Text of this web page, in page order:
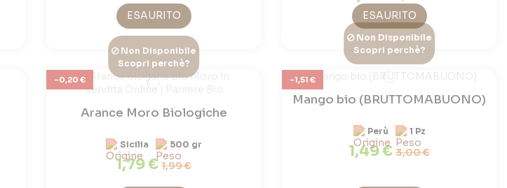
ESAURITO
ESAURITO
-0,20 €
Non Disponibile
Scopri perchè?
Arance Moro Biologiche
Sicilia 500 gr
1,79 € 1,99 €
-1,51 €
Non Disponibile
Scopri perchè?
Mango bio (BRUTTOMABUONO)
Perù 1 Pz
1,49 € 3,00 €